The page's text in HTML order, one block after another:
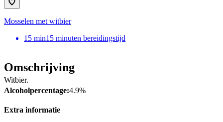
Mosselen met witbier
15 min15 minuten bereidingstijd
Omschrijving
Witbier.
Alcoholpercentage:4.9%
Extra informatie